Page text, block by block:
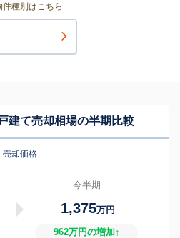
件種別はこちら
建て売却相場の半期比較
売却価格
今半期
1,375万円
962万円の増加↑